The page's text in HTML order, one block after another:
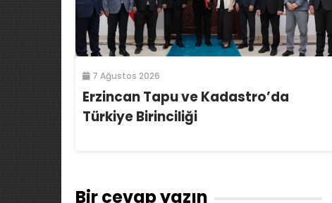
7 Ağustos 2026
Erzincan Tapu ve Kadastro’da
Türkiye Birinciliği
Bir cevap yazın